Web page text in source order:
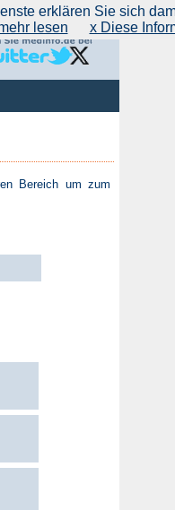
Bereich um zum
Medinfo|Feedback
erklären Sie sich
lesen x Diese